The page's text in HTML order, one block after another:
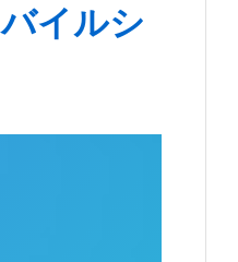
イルシ